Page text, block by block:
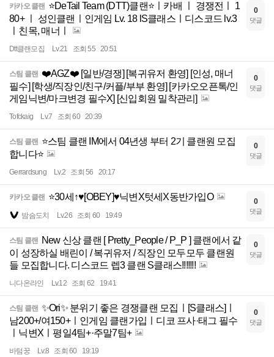
카카오 클랜 ⭐DeTail Team (DTT)클랜⭐ㅣ카배 ㅣ 경쟁전ㅣ 1
80+ ㅣ 성인클랜ㅣ인게임 Lv. 18 lS클래스ㅣ디스코드 lv.3
ㅣ친목, 매너ㅣ
Dtt클랜모집 Lv.21 조회 55 20:51
0
댓글
스팀 클랜 ❤️‍AGZ❤️‍ [일반/경쟁] [복귀유저 환영] [인성, 매너
필수] [학생/직장인/친구/커플/부부 환영] [카카오오픈톡/인
게임닉변/마크변경 필수X] [신입회원 밀착관리]
Tofckaig Lv.7 조회 60 20:39
0
댓글
스팀 클랜 ⭐스팀 클랜 IM에서 04년생 부터 2기 클랜원 모집
합니다⭐
Gerrardsung Lv.2 조회 56 20:17
0
댓글
카카오 클랜 ⭐30세↑♥️[OBEY]♥️닉변X텃세X동반가입O
밤슴도치 Lv.26 조회 60 19:49
0
댓글
스팀 클랜 New 신상 클랜 [ Pretty_People / P_P ] 클랜에서 같
이 성장하실 배린이 / 복귀유저 / 직장인 모두모두 클랜원
들 모집합니다. 디스코드 렙3 클랜 S클래스!!!!!!!
니다온라인 Lv.12 조회 62 19:41
0
댓글
스팀 클랜 ✨Ori✨ 분위기 좋은 경쟁클랜 모집ㅣ[S클래스]ㅣ
남200+/여150+ㅣ인게임 클랜가입ㅣ디코 프사·태그 필수
ㅣ닉변Xㅣ평일4팀+·주말7팀+
바텀꿍 Lv.8 조회 60 19:19
0
댓글